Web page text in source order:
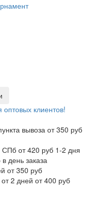
оптовых клиентов!
вывоза от 350 руб
СПб от 420 руб 1-2 дня
день заказа
от 350 руб
2 дней от 400 руб